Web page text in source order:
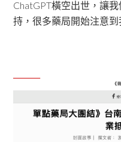
ChatGPT橫空出世，讓
持，很多藥局開始注意